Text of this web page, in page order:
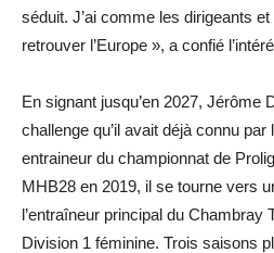
séduit. J’ai comme les dirigeants
retrouver l’Europe », a confié
En signant jusqu’en 2027, Jérôme
challenge qu’il avait déjà connu
entraineur du championnat de
MHB28 en 2019, il se tourne vers
l’entraîneur principal du Chambray
Division 1 féminine. Trois saisons